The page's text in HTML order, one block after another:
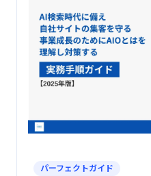
パーフェクトガイド